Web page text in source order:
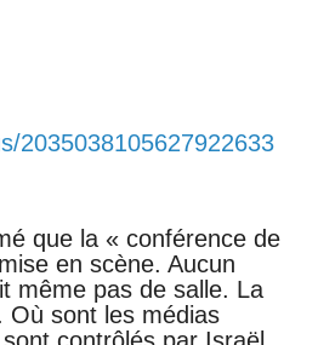
2035038105627922633
que la « conférence de
en scène. Aucun
même pas de salle. La
Où sont les médias